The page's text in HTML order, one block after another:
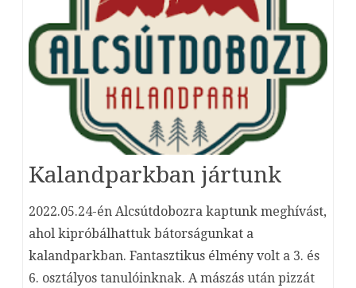
Kalandparkban jártunk
2022.05.24-én Alcsútdobozra kaptunk meghívást,
ahol kipróbálhattuk bátorságunkat a
kalandparkban. Fantasztikus élmény volt a 3. és
6. osztályos tanulóinknak. A mászás után pizzát